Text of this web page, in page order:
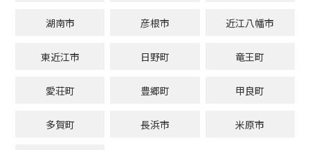
湖南市 彦根市 近江八幡市
東近江市 日野町 竜王町
愛荘町 豊郷町 甲良町
多賀町 長浜市 米原市